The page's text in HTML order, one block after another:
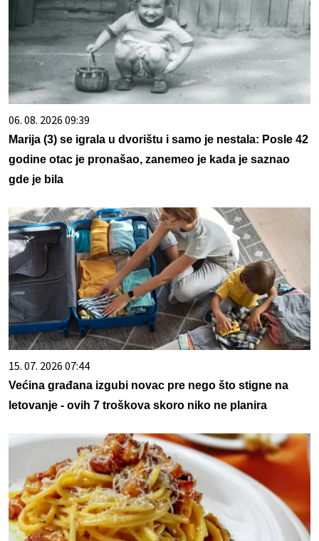
06. 08. 2026 09:39
Marija (3) se igrala u dvorištu i samo je nestala: Posle 42
godine otac je pronašao, zanemeo je kada je saznao
gde je bila
15. 07. 2026 07:44
Većina građana izgubi novac pre nego što stigne na
letovanje - ovih 7 troškova skoro niko ne planira